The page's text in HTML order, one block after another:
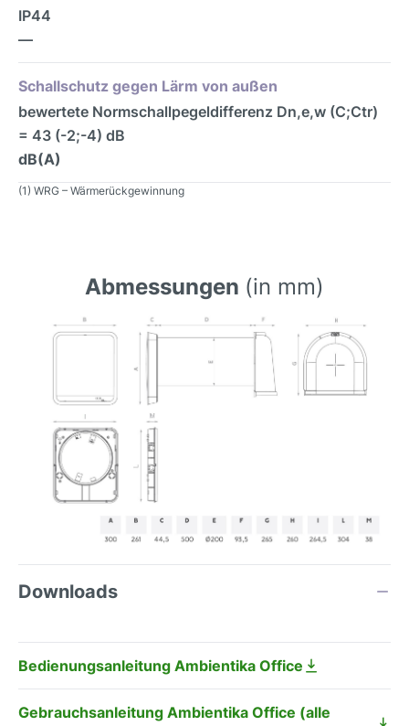
IP44
—
Schallschutz gegen Lärm von außen
bewertete Normschallpegeldifferenz Dn,e,w (C;Ctr)
= 43 (-2;-4) dB
dB(A)
(1) WRG – Wärmerückgewinnung
Abmessungen (in mm)
Downloads
Bedienungsanleitung Ambientika Office
Gebrauchsanleitung Ambientika Office (alle